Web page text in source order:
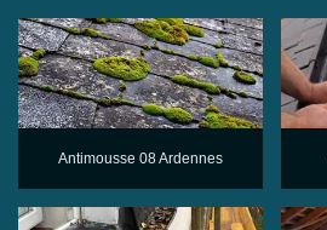
Antimousse 08 Ardennes